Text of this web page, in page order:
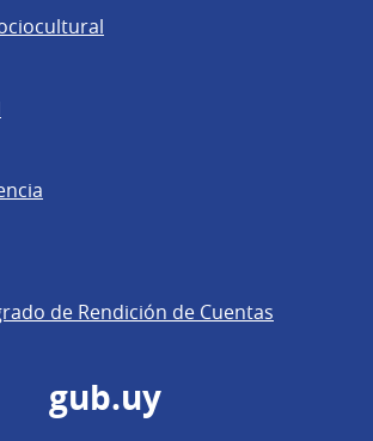
de Rendición de Cuentas
gub.uy